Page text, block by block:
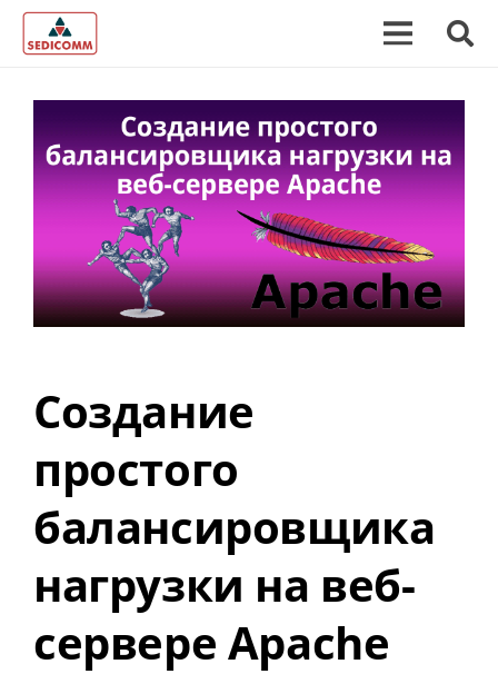
Создание
простого
балансировщика
нагрузки на веб-
сервере Apache